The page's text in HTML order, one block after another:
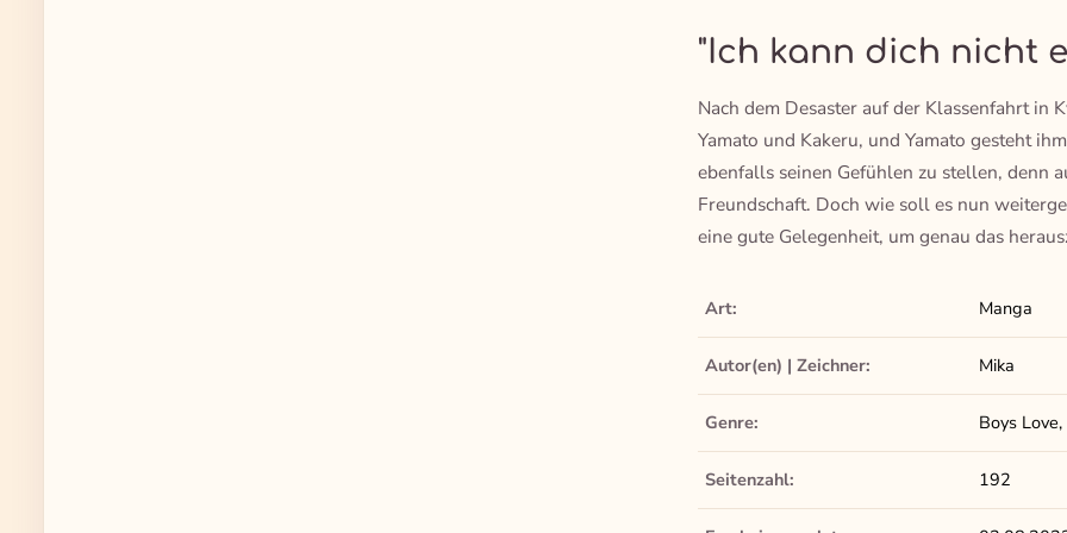
"Ich kann dich nicht
Nach dem Desaster auf der Klassenfahrt in
Yamato und Kakeru, und Yamato gesteht
ebenfalls seinen Gefühlen zu stellen, denn
Freundschaft. Doch wie soll es nun
eine gute Gelegenheit, um genau das
Art: Manga
Autor(en) | Zeichner: Mika
Genre: Boys
Seitenzahl: 192